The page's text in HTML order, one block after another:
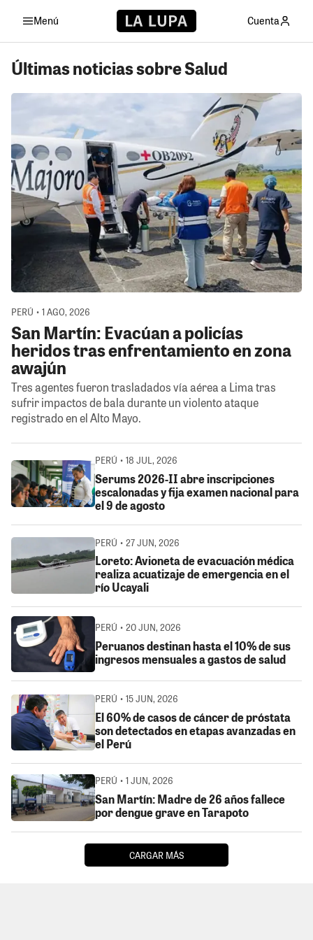
Menú Cuenta
Últimas noticias sobre Salud
PERÚ • 1 AGO, 2026
San Martín: Evacúan a policías
heridos tras enfrentamiento en zona
awajún
Tres agentes fueron trasladados vía aérea a Lima tras
sufrir impactos de bala durante un violento ataque
registrado en el Alto Mayo.
PERÚ • 18 JUL, 2026
Serums 2026-II abre inscripciones
escalonadas y fija examen nacional para
el 9 de agosto
PERÚ • 27 JUN, 2026
Loreto: Avioneta de evacuación médica
realiza acuatizaje de emergencia en el
río Ucayali
PERÚ • 20 JUN, 2026
Peruanos destinan hasta el 10% de sus
ingresos mensuales a gastos de salud
PERÚ • 15 JUN, 2026
El 60% de casos de cáncer de próstata
son detectados en etapas avanzadas en
el Perú
PERÚ • 1 JUN, 2026
San Martín: Madre de 26 años fallece
por dengue grave en Tarapoto
CARGAR MÁS